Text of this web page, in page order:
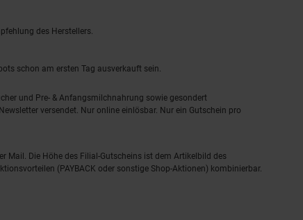
des Herstellers.
schon am ersten Tag ausverkauft sein.
und Pre- & Anfangsmilchnahrung sowie gesondert
versendet. Nur online einlösbar. Nur ein Gutschein pro
Mail. Die Höhe des Filial-Gutscheins ist dem Artikelbild des
(PAYBACK oder sonstige Shop-Aktionen) kombinierbar.